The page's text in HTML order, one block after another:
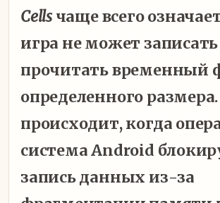
Cellsчаще всего
игра не может
прочитать временный
определенного
происходит, когда
система Android
запись данных из-за